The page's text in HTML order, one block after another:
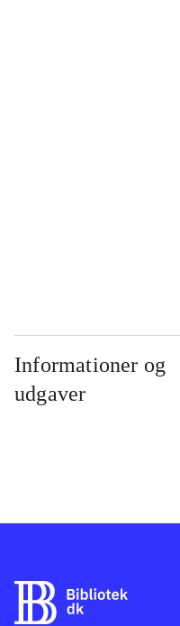
Informationer og
udgaver